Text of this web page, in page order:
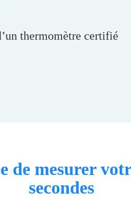
thermomètre certifié
de mesurer
secondes